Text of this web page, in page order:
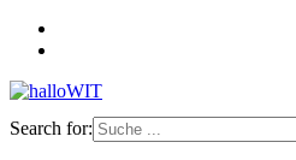
Search for: